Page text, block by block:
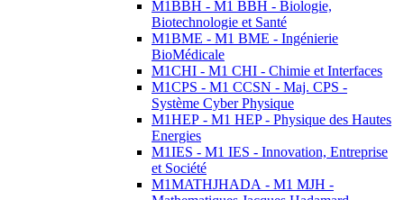
M1BBH - M1 BBH - Biologie,
Biotechnologie et Santé
M1BME - M1 BME - Ingénierie
BioMédicale
M1CHI - M1 CHI - Chimie et Interfaces
M1CPS - M1 CCSN - Maj. CPS -
Système Cyber Physique
M1HEP - M1 HEP - Physique des Hautes
Energies
M1IES - M1 IES - Innovation, Entreprise
et Société
M1MATHJHADA - M1 MJH -